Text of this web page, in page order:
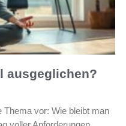
ausgeglichen?
Thema vor: Wie bleibt man